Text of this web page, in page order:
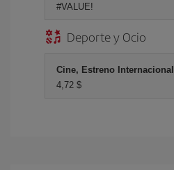
#VALUE!
Deporte y Ocio
Cine, Estreno
4,72 $